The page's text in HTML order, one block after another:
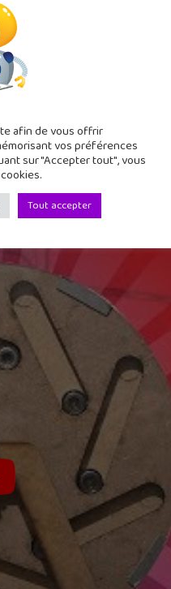
#1 –
vite. Exemple ici
Eh bien
afin de vous offrir
vos préférences
sur "Accepter tout", vous
Tout accepter